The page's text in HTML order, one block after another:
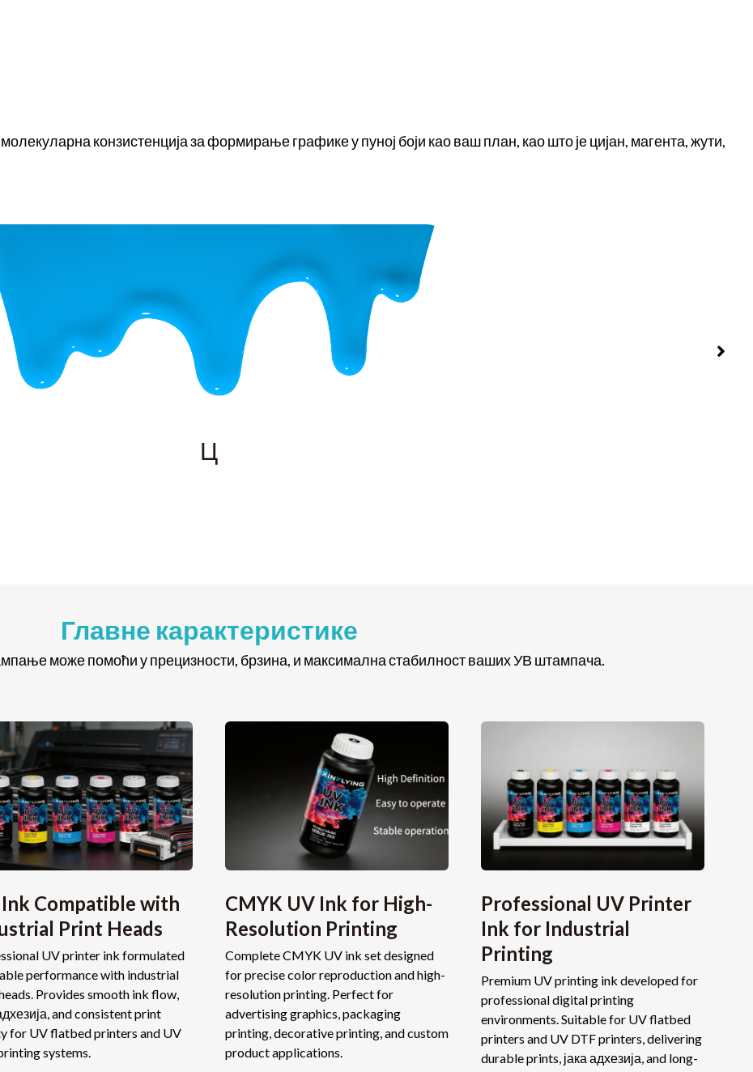
конзистенција за формирање графике у пуној боји као ваш план, као што је цијан, магента, жути,
Ц
Главне карактеристике
може помоћи у прецизности, брзина, и максимална стабилност ваших УВ штампача.
Compatible with
Print Heads
UV printer ink formulated
performance with industrial
. Provides smooth ink flow,
and consistent print
for UV flatbed printers and UV
systems.
CMYK UV Ink for High-
Resolution Printing
Complete CMYK UV ink set designed
for precise color reproduction and high-
resolution printing. Perfect for
advertising graphics,packaging
printing,decorative printing,and custom
product applications.
Professional UV Printer
Ink for Industrial
Printing
Premium UV printing ink developed for
professional digital printing
environments.Suitable for UV flatbed
printers and UV DTF printers,delivering
durable prints, јака адхезија,and long-